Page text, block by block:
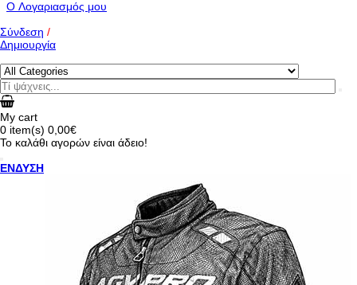
O Λογαριασμός μου
Σύνδεση /
Δημιουργία
My cart
0 item(s) 0,00€
Το καλάθι αγορών είναι άδειο!
ΕΝΔΥΣΗ